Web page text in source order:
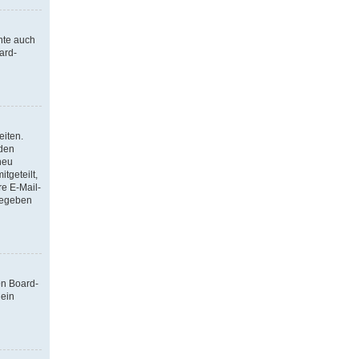
auch
E-Mail-
Board-